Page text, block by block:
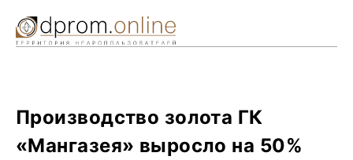
Производство золота ГК
«Мангазея» выросло на 50%